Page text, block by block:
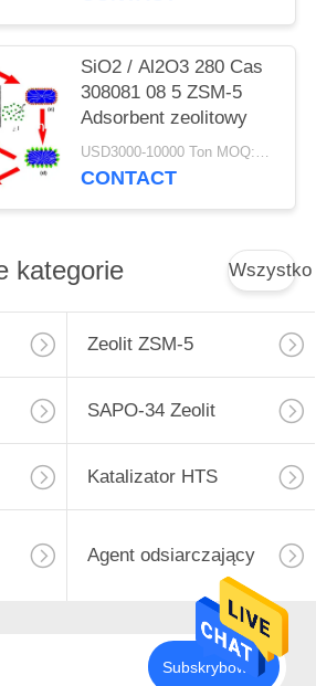
SiO2 / Al2O3 280 Cas
308081 08 5 ZSM-5
Adsorbent zeolitowy
USD3000-10000 Ton MOQ:1 KG
CONTACT
kategorie Wszystko
Zeolit ​​ZSM-5
SAPO-34 Zeolit
Katalizator HTS
Agent odsiarczający
Subskrybować